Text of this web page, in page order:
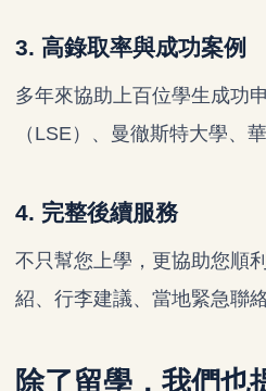
3. 高錄取率與成功案例
多年來協助上百位學生成功
（LSE）、曼徹斯特大學、
4. 完整後續服務
不只幫您上學，更協助您順
紹、行李建議、當地緊急聯絡
除了留學，我們也